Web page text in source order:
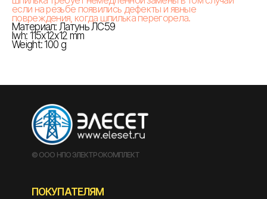
если на резьбе появились дефекты и явные
повреждения, когда шпилька перегорела.
Материал: Латунь ЛС59
lwh: 115x12x12 mm
Weight: 100 g
© ООО НПО ЭЛЕКТРОКОМПЛЕКТ
ПОКУПАТЕЛЯМ